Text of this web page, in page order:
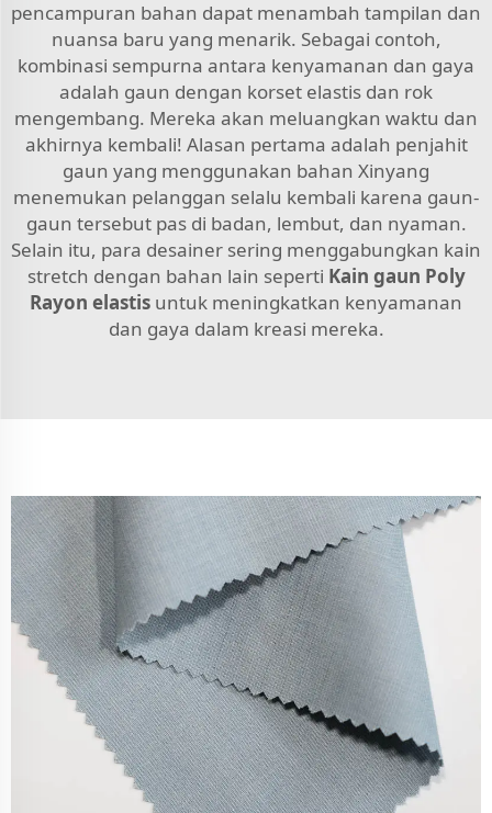
pencampuran bahan dapat menambah tampilan dan
nuansa baru yang menarik. Sebagai contoh,
kombinasi sempurna antara kenyamanan dan gaya
adalah gaun dengan korset elastis dan rok
mengembang. Mereka akan meluangkan waktu dan
akhirnya kembali! Alasan pertama adalah penjahit
gaun yang menggunakan bahan Xinyang
menemukan pelanggan selalu kembali karena gaun-
gaun tersebut pas di badan, lembut, dan nyaman.
Selain itu, para desainer sering menggabungkan kain
stretch dengan bahan lain seperti Kain gaun Poly
Rayon elastis untuk meningkatkan kenyamanan
dan gaya dalam kreasi mereka.